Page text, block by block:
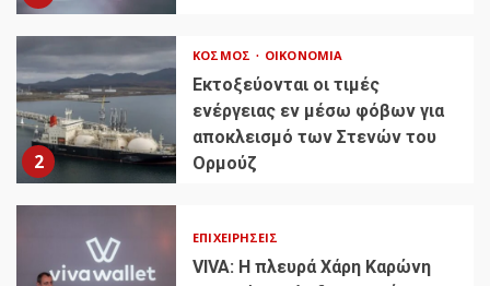
2
ΚΌΣΜΟΣ ΟΙΚΟΝΟΜΊΑ
Εκτοξεύονται οι τιμές
ενέργειας εν μέσω φόβων για
αποκλεισμό των Στενών του
Ορμούζ
ΕΠΙΧΕΙΡΉΣΕΙΣ
VIVA: Η πλευρά Χάρη Καρώνη